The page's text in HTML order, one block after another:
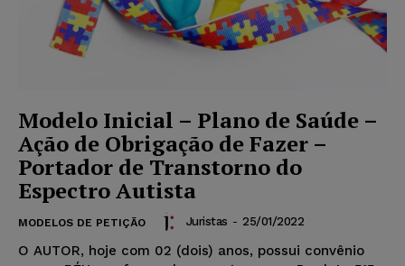
Modelo Inicial – Plano de Saúde –
Ação de Obrigação de Fazer –
Portador de Transtorno do
Espectro Autista
MODELOS DE PETIÇÃO Juristas - 25/01/2022
O AUTOR, hoje com 02 (dois) anos, possui convênio